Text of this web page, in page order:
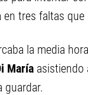
tres faltas que
la media
María asistiendo
guardar.